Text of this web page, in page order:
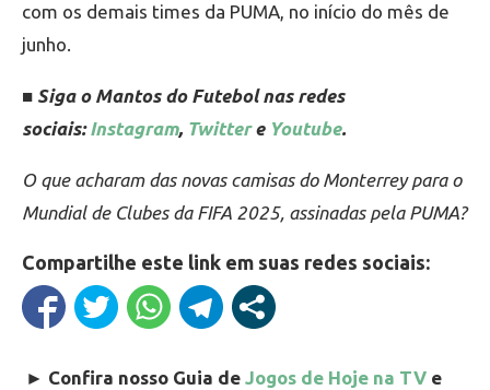
com os demais times da PUMA, no início do mês de
junho.
■ Siga o Mantos do Futebol nas redes
sociais:Instagram, Twittere Youtube.
O que acharam das novas camisas do Monterrey para o
Mundial de Clubes da FIFA 2025, assinadas pela PUMA?
Compartilhe este link em suas redes sociais:
► Confira nosso Guia de Jogos de Hoje na TV e